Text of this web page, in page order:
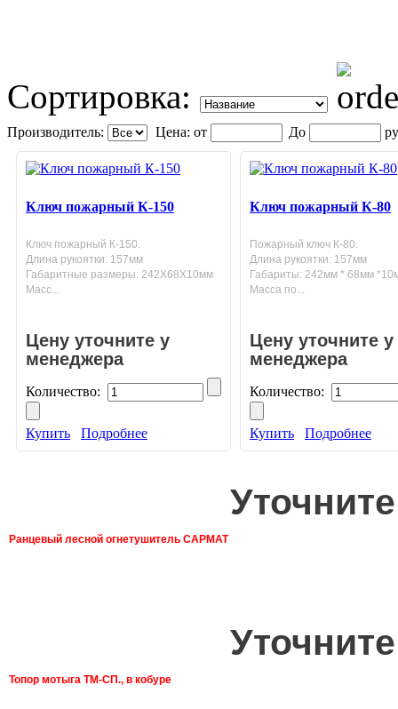
Сортировка:
Производитель: Цена: от До
Ключ пожарный К-150
Ключ пожарный К-150.
Длина рукоятки: 157мм
Габаритные размеры: 242X68X10мм
Масс...
Цену уточните у
менеджера
Количество:
Купить Подробнее
Ключ пожарный К-80
Пожарный ключ К-80.
Длина рукоятки: 157мм
Габариты: 242мм * 68мм
Масса по...
Цену уточните у
менеджера
Количество:
Купить Подробнее
Ранцевый лесной огнетушитель САРМАТ
Топор мотыга ТМ-СП., в кобуре